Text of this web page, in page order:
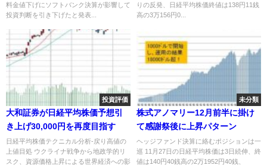
料金値下げにソフトバンク決算が影響して
投資判断を引き下げたと発表...
りの反発、日経平均株価終値は138円11銭
高の3万156円0...
投資評価
大和証券が日経平均株価予想引
き上げ30,000円を再度目指す
日経平均株価テクニカル分析-戻り高値の
上値目処 ウクライナ戦争から地政学的リ
スク、資源価格上昇による世界経済への影
未分類
株式アノマリー12月前半に掛け
て感謝祭後に上昇パターン
ヘッジファンド決算に絡むポジションは一
巡 11月27日の日経平均株価は3日続伸、終
値は140円40銭高の2万1952円40銭、